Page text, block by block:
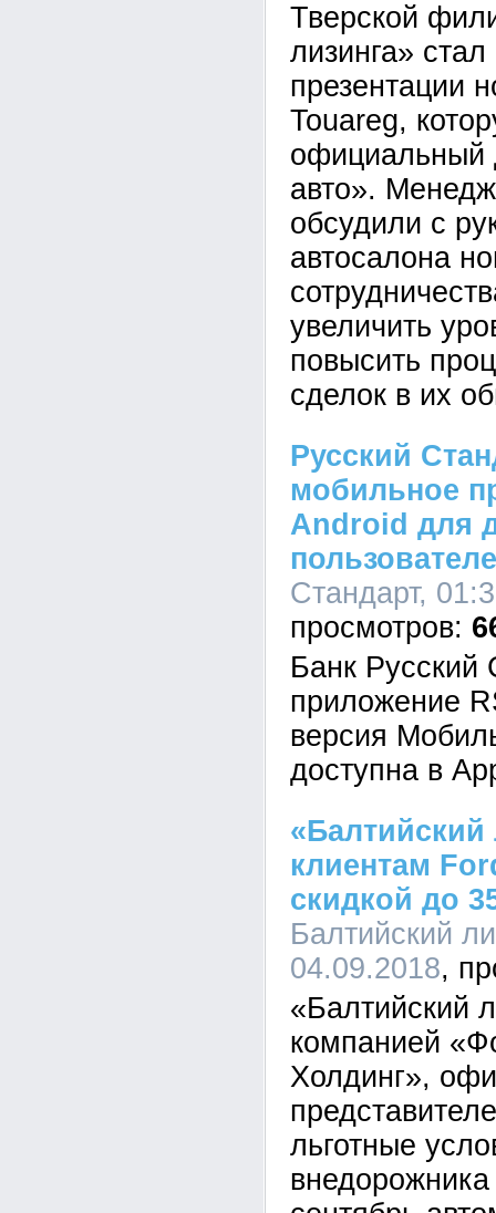
Тверской
лизинга»
презентации
Touareg,
официальный
авто».
обсудили с
автосалона
увеличить
повысить
сделок в их
Русский
мобильное
Android для
Стандарт,
Банк Русский
приложение
версия
доступна в
«Балтийский
клиентам
скидкой до
Балтийский
04.09.2018
«Балтийский
компанией
Холдинг»,
льготные